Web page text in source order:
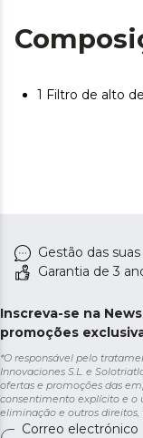
1 Filtro de alto
Gestão das
Garantia de 3
Inscreva-se na
promoções
*O responsável pelo
Innovaciones S.L. e
ofertas e promoções das
consentimento explícito e o
eliminação e outros
Correo electrónico